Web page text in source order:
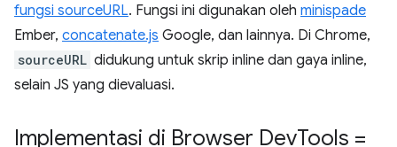
fungsi sourceURL. Fungsi ini digunakan oleh minispade
Ember, concatenate.js Google, dan lainnya. Di Chrome,
sourceURL didukung untuk skrip inline dan gaya inline,
selain JS yang dievaluasi.
Implementasi di Browser DevTools =